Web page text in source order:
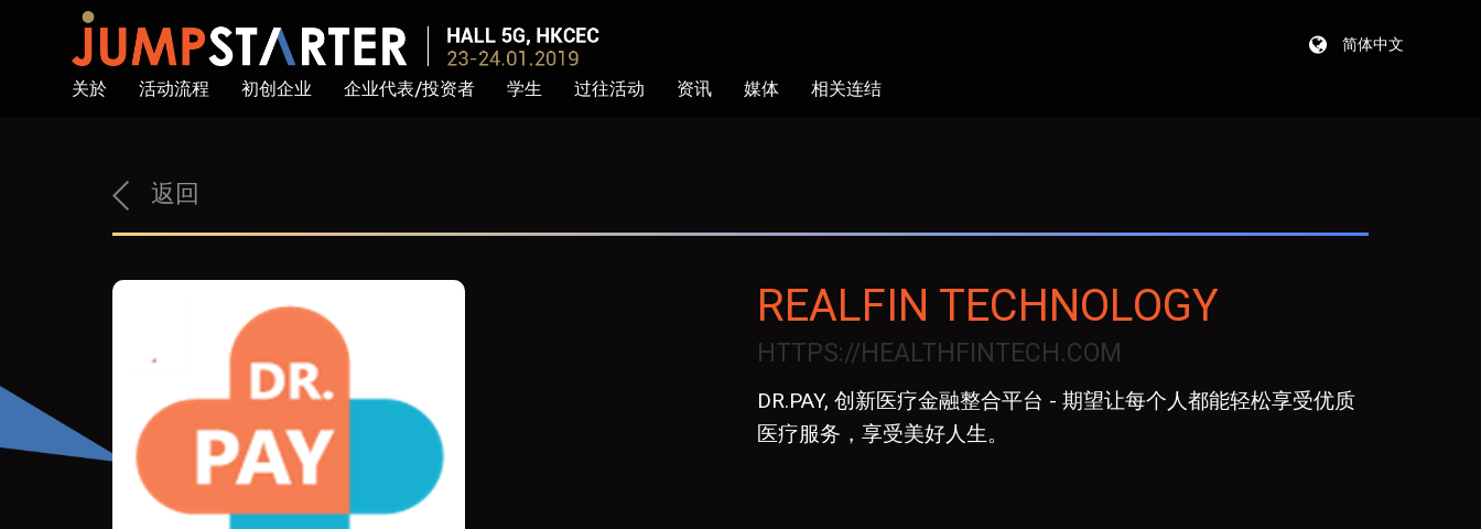
关於 活动流程 初创企业 企业代表/投资者 学生 过往活动 资讯 媒体 相关连结
简体中文
返回
REALFIN TECHNOLOGY
HTTPS://HEALTHFINTECH.COM
DR.PAY, 创新医疗金融整合平台 - 期望让每个人都能轻松享受优质
医疗服务，享受美好人生。